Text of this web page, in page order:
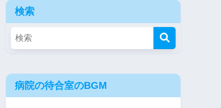
検索
病院の待合室のBGM